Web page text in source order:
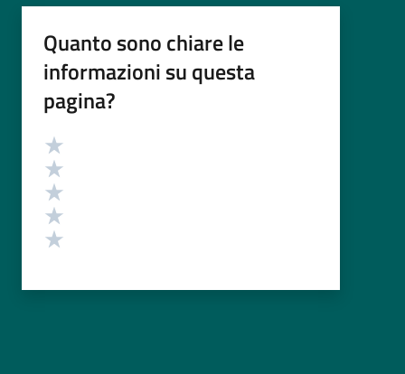
Quanto sono chiare le
informazioni su questa
pagina?
Valutazione